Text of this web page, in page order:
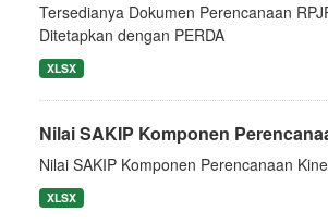
Tersedianya Dokumen Perencanaan
Ditetapkan dengan PERDA
XLSX
Nilai SAKIP Komponen
Nilai SAKIP Komponen Perencanaan
XLSX